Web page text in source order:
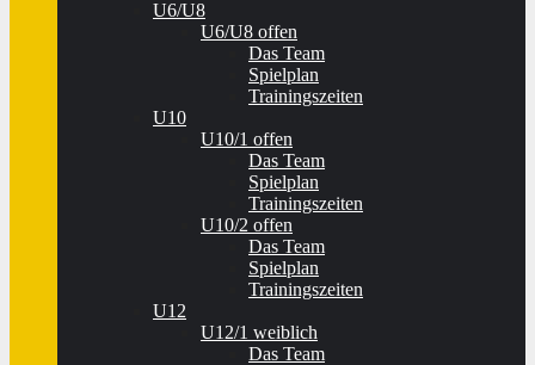
U6/U8
U6/U8 offen
Das Team
Spielplan
Trainingszeiten
U10
U10/1 offen
Das Team
Spielplan
Trainingszeiten
U10/2 offen
Das Team
Spielplan
Trainingszeiten
U12
U12/1 weiblich
Das Team